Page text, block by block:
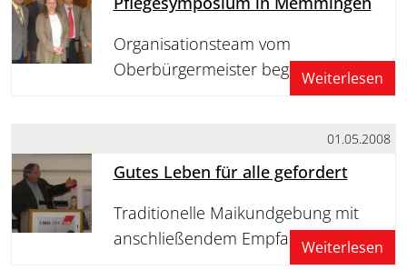
Organisationsteam vom
Oberbürgermeister begrüßtWeiterlesen
01.05.2008
Gutes Leben für alle gefordert
Traditionelle Maikundgebung mit
anschließendem Empfang im Rathaus
Weiterlesen